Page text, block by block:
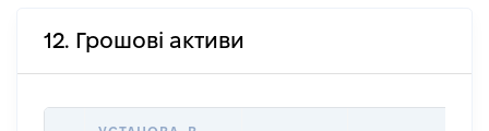
12. Грошові активи